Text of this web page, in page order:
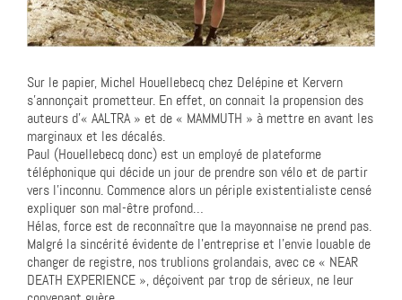
Sur le papier, Michel Houellebecq chez Delépine et Kervern
s’annonçait prometteur. En effet, on connait la propension des
auteurs d’« AALTRA » et de « MAMMUTH » à mettre en avant les
marginaux et les décalés.
Paul (Houellebecq donc) est un employé de plateforme
téléphonique qui décide un jour de prendre son vélo et de partir
vers l’inconnu. Commence alors un périple existentialiste censé
expliquer son mal-être profond…
Hélas, force est de reconnaître que la mayonnaise ne prend pas.
Malgré la sincérité évidente de l’entreprise et l’envie louable de
changer de registre, nos trublions grolandais, avec ce « NEAR
DEATH EXPERIENCE », déçoivent par trop de sérieux, ne leur